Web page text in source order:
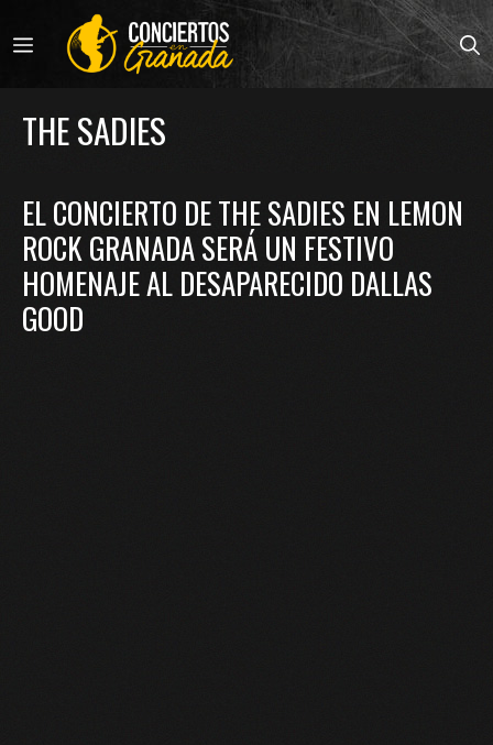
al
contenido
MENÚ
THE SADIES
EL CONCIERTO DE THE SADIES EN LEMON
ROCK GRANADA SERÁ UN FESTIVO
HOMENAJE AL DESAPARECIDO DALLAS
GOOD